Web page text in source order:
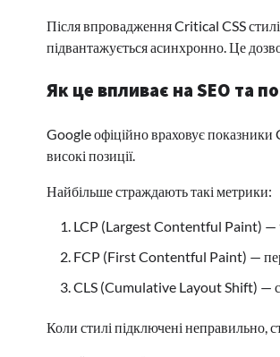
Після впровадження Critical CSS
підвантажується асинхронно. Це
Як це впливає на SEO та
Google офіційно враховує
високі позиції.
Найбільше страждають такі метрики:
LCP (Largest Contentful Paint) —
FCP (First Contentful Paint) —
CLS (Cumulative Layout Shift) —
Коли стилі підключені неправильно,